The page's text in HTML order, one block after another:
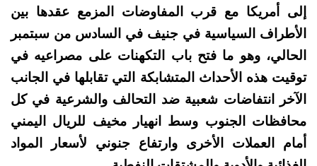
إلى أمريكا مع قرب المفاوضات المزمع عقدها بين
الأطراف السياسية في جنيف في السادس من سبتمبر
الحالي، وهو ما فتح باب التكهنات على مصراعيه في
توقيت هذه الأحداث المتشابكة التي تقابلها في الجانب
الآخر انتفاضات شعبية ضد التحالف والشرعية في كل
محافظات الجنوب وسط انهيار مخيف للريال اليمني
أمام العملات الأخرى وارتفاع جنوني لأسعار المواد